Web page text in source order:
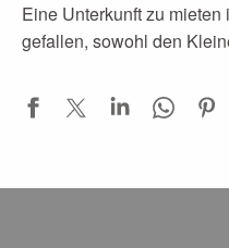
Eine Unterkunft zu
gefallen, sowohl den
La Grange du Cheval